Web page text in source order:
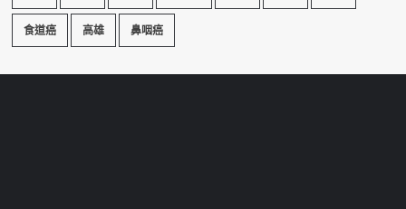
食道癌 高雄 鼻咽癌